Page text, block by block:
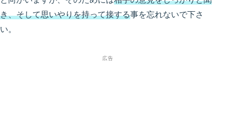
き、そして思いやりを持って接する事を忘れないで下さ
い。
広告